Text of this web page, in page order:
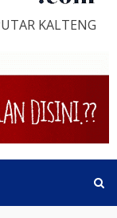
KALTENG